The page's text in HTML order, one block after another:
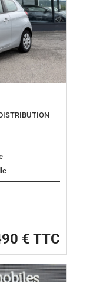
€ TTC